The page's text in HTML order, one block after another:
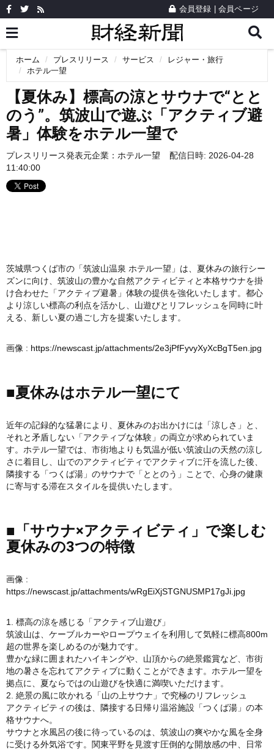
会員登録 会員ページ
ホーム プレスリリース サービス
レジャー・旅行
ホテル一望
【夏休み】標高の涼とサウナで“とと
のう”。筑波山で遊ぶ「アクティブ避
暑」体験をホテル一望で
プレスリリース発表元企業： ホテル一望
配信日時: 2026-04-28
11:40:00
茨城県つくば市の「筑波山温泉 ホテル一望」は、夏休みの旅行シー
ズンに向け、筑波山の豊かな自然アクティビティと本格サウナを掛
け合わせた「アクティブ避暑」体験の提供を強化いたします。都心
より涼しい標高の利点を活かし、山遊びとリフレッシュを同時に叶
える、新しい夏の過ごし方を提案いたします。
画像 : https://newscast.jp/attachments/2e3jPfFyvyXyXcBgT5en.jpg
■夏休みはホテル一望にて
近年の記録的な猛暑により、夏休みのお出かけには「涼しさ」と、
それと矛盾しない「アクティブな体験」の両立が求められていま
す。ホテル一望では、市街地よりも気温が低い筑波山の天然の涼し
さに着目し、山でのアクティビティでアクティブに汗を流した後、
隣接する「つくば湯」のサウナで「ととのう」ことで、心身の健康
に寄与する滞在スタイルを提供いたします。
■「サウナ×アクティビティ」で楽しむ
夏休みの3つの特徴
画像 :
https://newscast.jp/attachments/wRgEiXjSTGNUSMP17gJi.jpg
1. 標高の涼を感じる「アクティブ山遊び」
筑波山は、ケーブルカーやロープウェイを利用して気軽に標高800m
超の世界を楽しめるのが魅力です。
豊かな緑に囲まれたハイキングや、山頂からの絶景鑑賞など、市街
地の暑さを忘れてアクティブに動くことができます。ホテル一望を
拠点に、夏ならではの山遊びを快適に満喫いただけます。
2. 絶景の風に吹かれる「山の上サウナ」で究極のリフレッシュ
アクティビティの後は、隣接する日帰り温浴施設「つくば湯」の本
格サウナへ。
サウナと水風呂の後に待っているのは、筑波山の爽やかな風を全身
に受ける外気浴です。関東平野を見渡す圧倒的な開放感の中、日常